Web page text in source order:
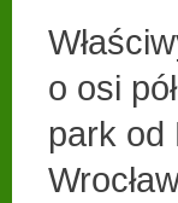
o osi
park od